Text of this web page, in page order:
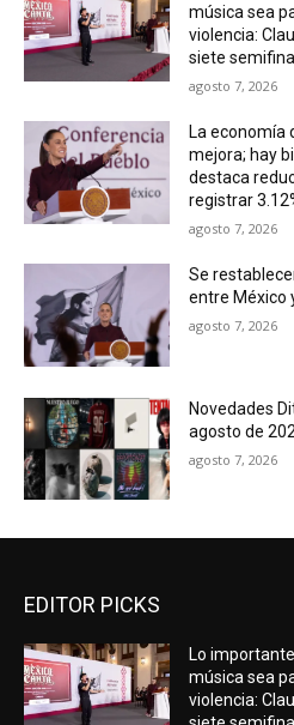
música sea
violencia:
siete
agosto 7, 2026
La economía
mejora; hay
destaca
registrar
agosto 7, 2026
Se
entre México
agosto 7, 2026
Novedades
agosto de
agosto 7, 2026
EDITOR PICKS
Lo
música sea
violencia: